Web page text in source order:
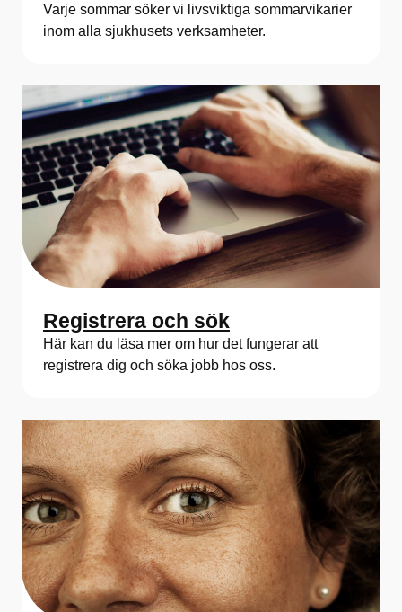
Varje sommar söker vi livsviktiga sommarvikarier
inom alla sjukhusets verksamheter.
Registrera och sök
Här kan du läsa mer om hur det fungerar att
registrera dig och söka jobb hos oss.